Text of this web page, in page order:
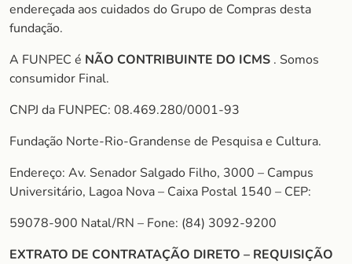
endereçada aos cuidados do Grupo de Compras desta
fundação.
A FUNPEC é NÃO CONTRIBUINTE DO ICMS . Somos
consumidor Final.
CNPJ da FUNPEC: 08.469.280/0001-93
Fundação Norte-Rio-Grandense de Pesquisa e Cultura.
Endereço: Av. Senador Salgado Filho, 3000 – Campus
Universitário, Lagoa Nova – Caixa Postal 1540 – CEP:
59078-900 Natal/RN – Fone: (84) 3092-9200
EXTRATO DE CONTRATAÇÃO DIRETO – REQUISIÇÃO